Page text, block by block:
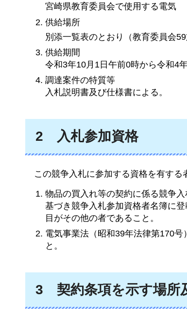
宮崎県教育委員会で使用する電気
供給場所
別添一覧表のとおり（教育委員会59
供給期間
令和3年10月1日午前0時から令和4
調達案件の特質等
入札説明書及び仕様書による。
2 入札参加資格
この競争入札に参加する資格を有する
物品の買入れ等の契約に係る競争
基づき競争入札参加資格者名簿に
目がその他の者であること。
電気事業法（昭和39年法律第170
と。
3 契約条項を示す場所